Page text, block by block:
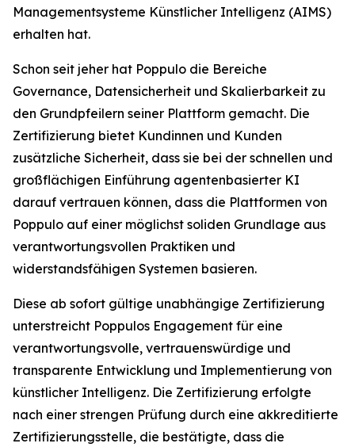
Managementsysteme Künstlicher Intelligenz (AIMS)
erhalten hat.
Schon seit jeher hat Poppulo die Bereiche
Governance, Datensicherheit und Skalierbarkeit zu
den Grundpfeilern seiner Plattform gemacht. Die
Zertifizierung bietet Kundinnen und Kunden
zusätzliche Sicherheit, dass sie bei der schnellen und
großflächigen Einführung agentenbasierter KI
darauf vertrauen können, dass die Plattformen von
Poppulo auf einer möglichst soliden Grundlage aus
verantwortungsvollen Praktiken und
widerstandsfähigen Systemen basieren.
Diese ab sofort gültige unabhängige Zertifizierung
unterstreicht Poppulos Engagement für eine
verantwortungsvolle, vertrauenswürdige und
transparente Entwicklung und Implementierung von
künstlicher Intelligenz. Die Zertifizierung erfolgte
nach einer strengen Prüfung durch eine akkreditierte
Zertifizierungsstelle, die bestätigte, dass die